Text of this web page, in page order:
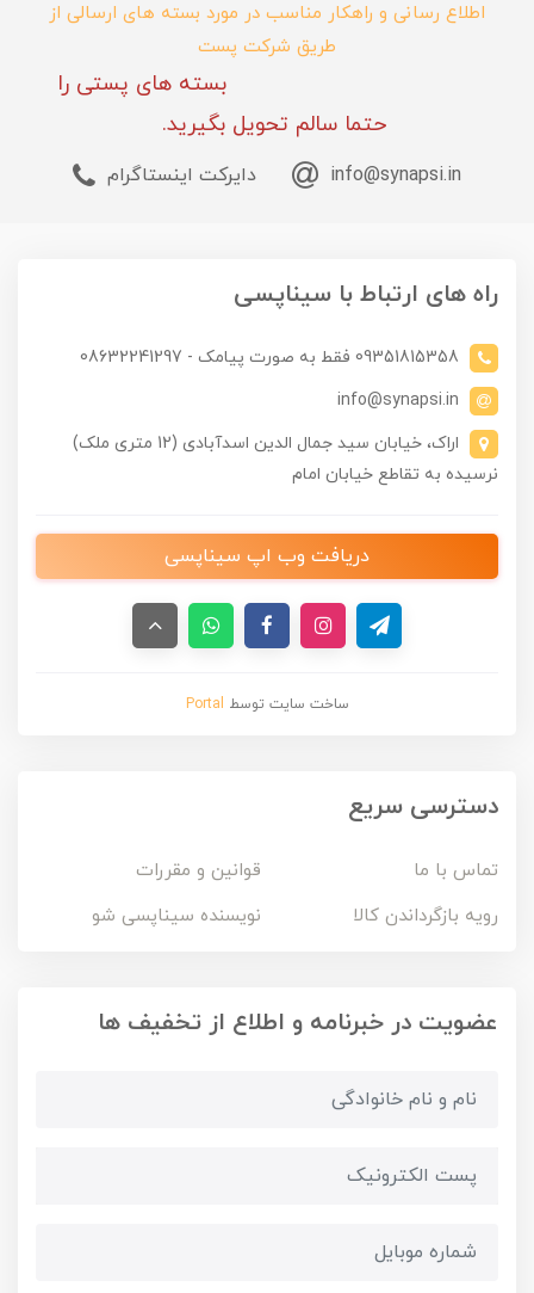
اطلاع رسانی و راهکار مناسب در مورد بسته های ارسالی از
طریق شرکت پست
بسته های پستی را
حتما سالم تحویل بگیرید.
info@synapsi.in دایرکت اینستاگرام
راه های ارتباط با سیناپسی
09351815358 فقط به صورت پیامک - 08632241297
info@synapsi.in
اراک، خیابان سید جمال الدین اسدآبادی (12 متری ملک)
نرسیده به تقاطع خیابان امام
دریافت وب اپ سیناپسی
ساخت سایت توسط Portal
دسترسی سریع
تماس با ما
قوانین و مقررات
رویه بازگرداندن کالا
نویسنده سیناپسی شو
عضویت در خبرنامه و اطلاع از تخفیف ها